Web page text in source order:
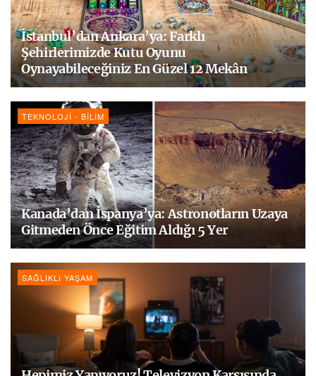
İstanbul’dan Ankara’ya: Farklı
Şehirlerimizde Kutu Oyunu
Oynayabileceğiniz En Güzel 12 Mekân
TEKNOLOJI - BILIM
Kanada’dan İspanya’ya: Astronotların Uzaya
Gitmeden Önce Eğitim Aldığı 5 Yer
SAĞLIKLI YAŞAM